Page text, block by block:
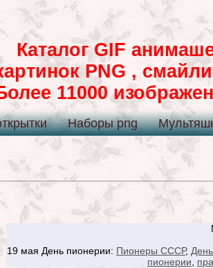
Каталог GIF
PNG ,
11000
Наборы png
19 мая День пионерии: Пионеры СССР,
пионерии